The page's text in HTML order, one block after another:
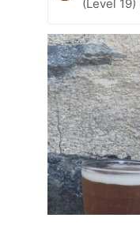
(Level 19)